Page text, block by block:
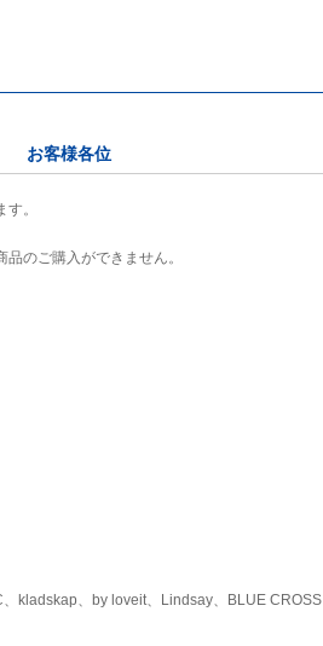
お客様各位
。
のご購入ができません。
kladskap、by loveit、Lindsay、BLUE CROSS